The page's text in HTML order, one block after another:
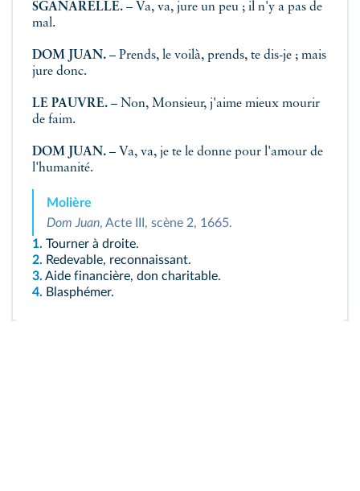
SGANARELLE. – Va, va, jure un peu ; il n'y a pas de
mal.
DOM JUAN. – Prends, le voilà, prends, te dis-je ; mais
jure donc.
LE PAUVRE. – Non, Monsieur, j'aime mieux mourir
de faim.
DOM JUAN. – Va, va, je te le donne pour l'amour de
l'humanité.
Molière
Dom Juan, Acte III, scène 2, 1665.
1. Tourner à droite.
2. Redevable, reconnaissant.
3. Aide financière, don charitable.
4. Blasphémer.